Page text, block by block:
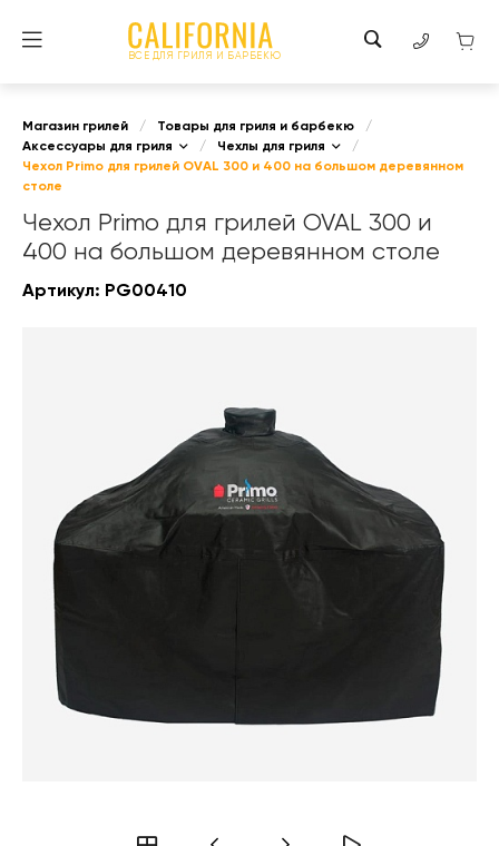
ВСЕ ДЛЯ ГРИЛЯ И БАРБЕКЮ
Магазин грилей / Товары для гриля и барбекю
/
Аксессуары для гриля
/ Чехлы для гриля
/
Чехол Primo для грилей OVAL 300 и 400 на большом деревянном
столе
Чехол Primo для грилей OVAL 300 и
400 на большом деревянном столе
Артикул: PG00410